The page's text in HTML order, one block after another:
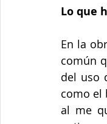
Lo que
En la
común
del uso
como el
al me